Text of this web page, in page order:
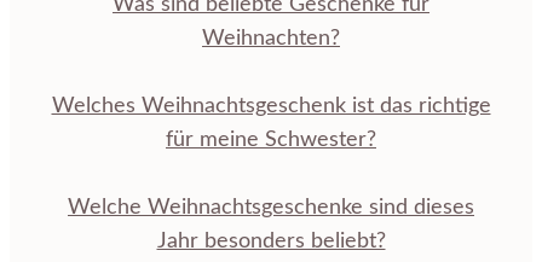
Was sind beliebte Geschenke für
Weihnachten?
Welches Weihnachtsgeschenk ist das richtige
für meine Schwester?
Welche Weihnachtsgeschenke sind dieses
Jahr besonders beliebt?